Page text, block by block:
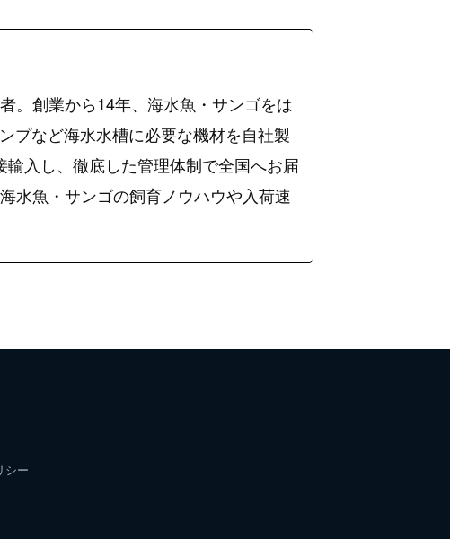
。創業から14年、海水魚・サンゴをは
プなど海水水槽に必要な機材を自社製
入し、徹底した管理体制で全国へお届
水魚・サンゴの飼育ノウハウや入荷速
シー